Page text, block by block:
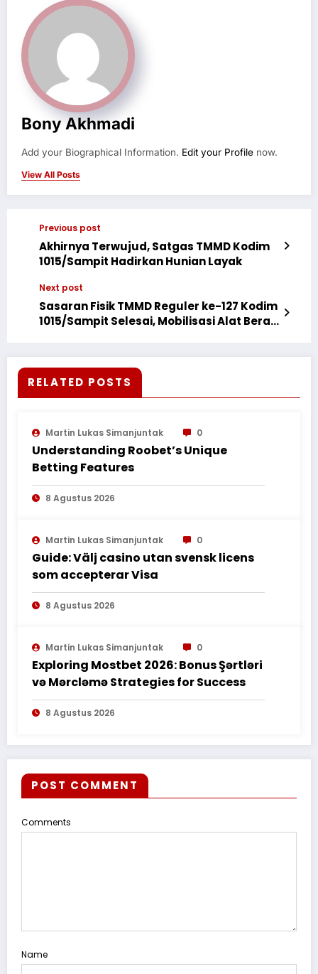
Bony Akhmadi
Add your Biographical Information. Edit your Profile now.
View All Posts
Previous post
Akhirnya Terwujud, Satgas TMMD Kodim
1015/Sampit Hadirkan Hunian Layak
Next post
Sasaran Fisik TMMD Reguler ke-127 Kodim
1015/Sampit Selesai, Mobilisasi Alat Berat
RELATED POSTS
Martin Lukas Simanjuntak 0
Understanding Roobet’s Unique
Betting Features
8 Agustus 2026
Martin Lukas Simanjuntak 0
Guide: Välj casino utan svensk licens
som accepterar Visa
8 Agustus 2026
Martin Lukas Simanjuntak 0
Exploring Mostbet 2026: Bonus Şərtləri
və Mərcləmə Strategies for Success
8 Agustus 2026
POST COMMENT
Comments
Name